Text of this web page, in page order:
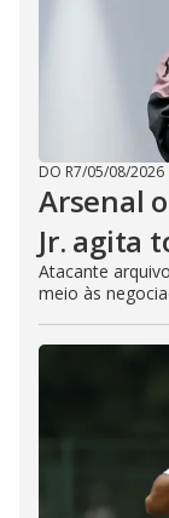
DO R7/05/08/2026
Arsenal
Jr. agita
Atacante
meio às